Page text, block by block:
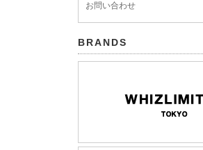
お問い合わせ
BRANDS